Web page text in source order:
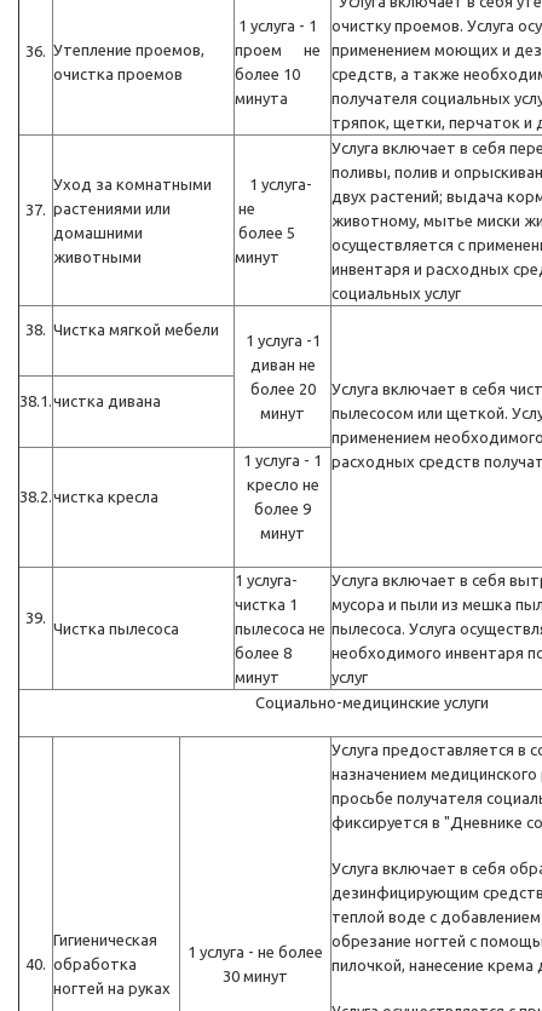
36. Утепление проемов,
очистка проемов
1 услуга - 1
проем не
более 10
минута
очистку проемов. Услуга
применением моющих и
средств, а также
получателя социальных
тряпок, щетки, перчаток и
37.
Уход за комнатными
растениями или
домашними
животными
1 услуга-
не
более 5
минут
Услуга включает в себя
поливы, полив и
двух растений; выдача
животному, мытье миски
осуществляется с
инвентаря и расходных
социальных услуг
38. Чистка мягкой мебели
1 услуга -1
диван не
более 20
минут
Услуга включает в себя
пылесосом или щеткой.
применением
расходных средств
38.1.чистка дивана
38.2.чистка кресла
1 услуга - 1
кресло не
более 9
минут
39.
Чистка пылесоса
1 услуга-
чистка 1
пылесоса не
более 8
минут
Услуга включает в себя
мусора и пыли из мешка
пылесоса. Услуга
необходимого инвентаря
услуг
Социально-медицинские услуги
40.
Гигиеническая
обработка
ногтей на руках
1 услуга - не более
30 минут
Услуга предоставляется в
назначением
просьбе получателя
фиксируется в "Дневнике
Услуга включает в себя
дезинфицирующим
теплой воде с
обрезание ногтей с
пилочкой, нанесение крема